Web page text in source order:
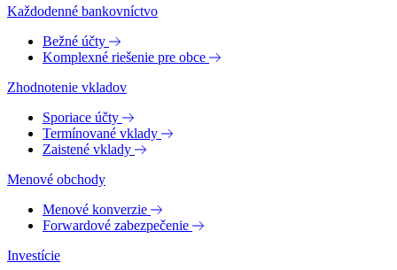
Každodenné bankovníctvo
Bežné účty
Komplexné riešenie pre obce
Zhodnotenie vkladov
Sporiace účty
Termínované vklady
Zaistené vklady
Menové obchody
Menové konverzie
Forwardové zabezpečenie
Investície